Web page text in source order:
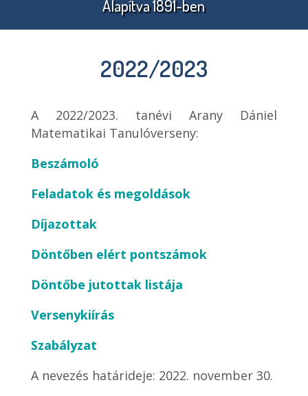
Alapítva 1891-ben
KAPCSOLAT
VÁLOGATÁS AZ ÉRINTŐ ELSŐ 7
ÉVÉBŐL
VARGA TAMÁS ORSZÁGOS
BOLYAI 200 KIÁLLÍTÁS
EGYÉB RENDEZVÉNYEK
SZAKMAI BIZOTTSÁGAINK
TÁMOGATJÁK
INTERJÚK 1990-TŐL NAPJAINKIG
ONLINE TÁRSULATI DÍJÁTADÓK
BME MATEMATIKA
ISMERETTERJESZTŐ ELŐADÁSOK
2022/2023
A 2022/2023. tanévi Arany Dániel
Matematikai Tanulóverseny:
Beszámoló
Feladatok és megoldások
Díjazottak
Döntőben elért pontszámok
Döntőbe jutottak listája
Versenykiírás
Szabályzat
A nevezés határideje: 2022. november 30.